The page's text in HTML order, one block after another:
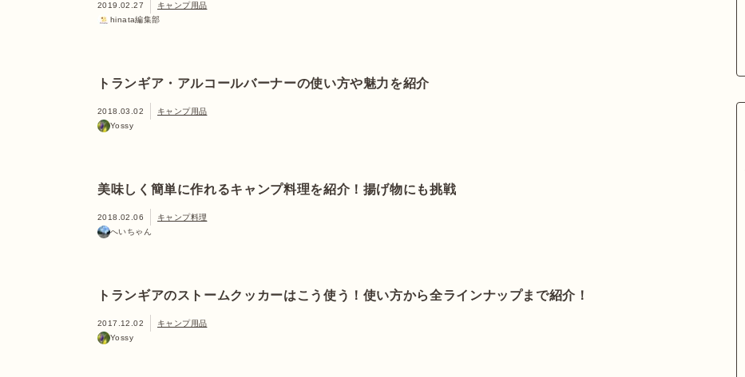
2019.02.27
キャンプ用品
hinata編集部
トランギア・アルコールバーナーの使い方や魅力を紹介
2018.03.02
キャンプ用品
Yossy
美味しく簡単に作れるキャンプ料理を紹介！揚げ物にも挑戦
2018.02.06
キャンプ料理
へいちゃん
トランギアのストームクッカーはこう使う！使い方から全ラインナップまで紹介！
2017.12.02
キャンプ用品
Yossy